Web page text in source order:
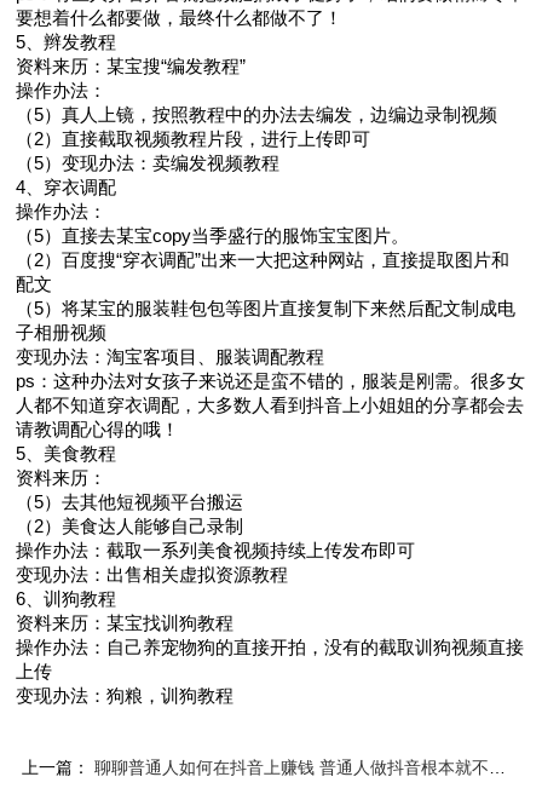
要想着什么都要做，最终什么都做不了！
5、辫发教程
资料来历：某宝搜“编发教程”
操作办法：
（5）真人上镜，按照教程中的办法去编发，边编边录制视频
（2）直接截取视频教程片段，进行上传即可
（5）变现办法：卖编发视频教程
4、穿衣调配
操作办法：
（5）直接去某宝copy当季盛行的服饰宝宝图片。
（2）百度搜“穿衣调配”出来一大把这种网站，直接提取图片和
配文
（5）将某宝的服装鞋包包等图片直接复制下来然后配文制成电
子相册视频
变现办法：淘宝客项目、服装调配教程
ps：这种办法对女孩子来说还是蛮不错的，服装是刚需。很多女
人都不知道穿衣调配，大多数人看到抖音上小姐姐的分享都会去
请教调配心得的哦！
5、美食教程
资料来历：
（5）去其他短视频平台搬运
（2）美食达人能够自己录制
操作办法：截取一系列美食视频持续上传发布即可
变现办法：出售相关虚拟资源教程
6、训狗教程
资料来历：某宝找训狗教程
操作办法：自己养宠物狗的直接开拍，没有的截取训狗视频直接
上传
变现办法：狗粮，训狗教程
上一篇： 聊聊普通人如何在抖音上赚钱 普通人做抖音根本就不赚钱